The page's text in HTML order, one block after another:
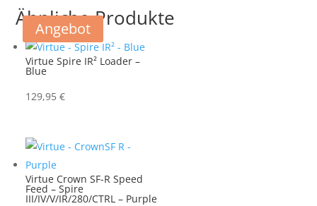
Ähnliche Produkte
Virtue Spire IR² Loader –
Blue
129,95€
Angebot
Virtue Crown SF-R Speed
Feed – Spire
III/IV/V/IR/280/CTRL – Purple